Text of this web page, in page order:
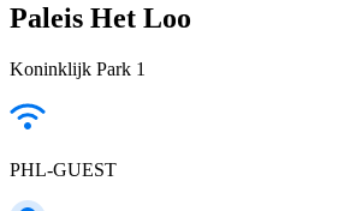
Paleis Het Loo
Koninklijk Park 1
PHL-GUEST